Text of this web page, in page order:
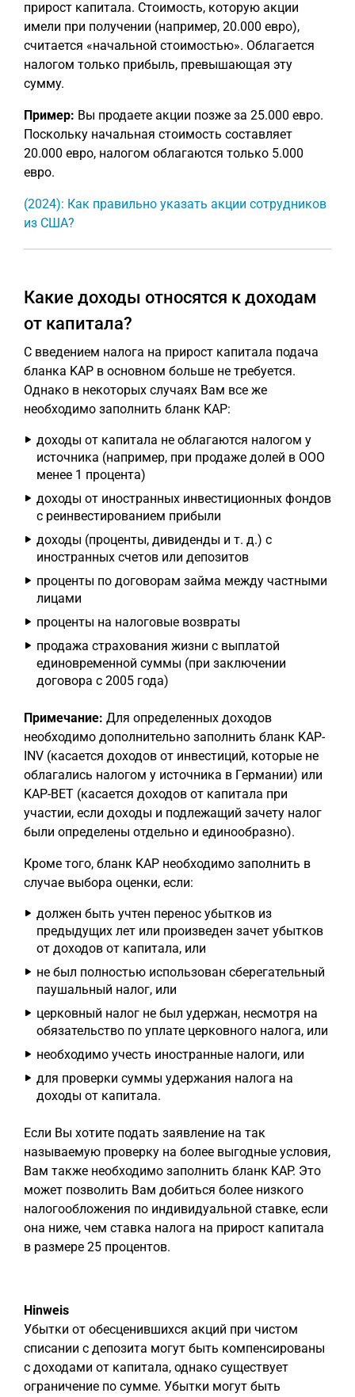
прирост капитала. Стоимость, которую акции
имели при получении (например, 20.000 евро),
считается «начальной стоимостью». Облагается
налогом только прибыль, превышающая эту
сумму.
Пример: Вы продаете акции позже за 25.000 евро.
Поскольку начальная стоимость составляет
20.000 евро, налогом облагаются только 5.000
евро.
(2024): Как правильно указать акции сотрудников
из США?
Какие доходы относятся к доходам
от капитала?
С введением налога на прирост капитала подача
бланка KAP в основном больше не требуется.
Однако в некоторых случаях Вам все же
необходимо заполнить бланк KAP:
доходы от капитала не облагаются налогом у
источника (например, при продаже долей в ООО
менее 1 процента)
доходы от иностранных инвестиционных фондов
с реинвестированием прибыли
доходы (проценты, дивиденды и т. д.) с
иностранных счетов или депозитов
проценты по договорам займа между частными
лицами
проценты на налоговые возвраты
продажа страхования жизни с выплатой
единовременной суммы (при заключении
договора с 2005 года)
Примечание: Для определенных доходов
необходимо дополнительно заполнить бланк KAP-
INV (касается доходов от инвестиций, которые не
облагались налогом у источника в Германии) или
KAP-BET (касается доходов от капитала при
участии, если доходы и подлежащий зачету налог
были определены отдельно и единообразно).
Кроме того, бланк KAP необходимо заполнить в
случае выбора оценки, если:
должен быть учтен перенос убытков из
предыдущих лет или произведен зачет убытков
от доходов от капитала, или
не был полностью использован сберегательный
паушальный налог, или
церковный налог не был удержан, несмотря на
обязательство по уплате церковного налога, или
необходимо учесть иностранные налоги, или
для проверки суммы удержания налога на
доходы от капитала.
Если Вы хотите подать заявление на так
называемую проверку на более выгодные условия,
Вам также необходимо заполнить бланк KAP. Это
может позволить Вам добиться более низкого
налогообложения по индивидуальной ставке, если
она ниже, чем ставка налога на прирост капитала
в размере 25 процентов.
Hinweis
Убытки от обесценившихся акций при чистом
списании с депозита могут быть компенсированы
с доходами от капитала, однако существует
ограничение по сумме. Убытки могут быть